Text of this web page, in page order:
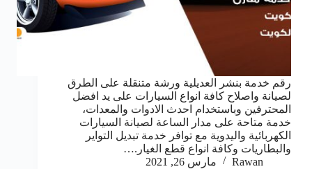
رقم خدمة بنشر العديلية ورشة متنقلة على الطرق
لصيانة واصلاح كافة انواع السيارات على يد افضل
المحترفين وباستخدام احدث الادوات والمعدات،
خدمة متاحة على مدار الساعة لصيانة السيارات
الكهربائية واليدوية مع توافر خدمة تبديل التواير
والبطاريات وكافة انواع قطع الغيار.…
Rawan
مارس 26, 2021